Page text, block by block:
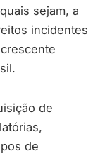
sejam, a
incidentes
de
de